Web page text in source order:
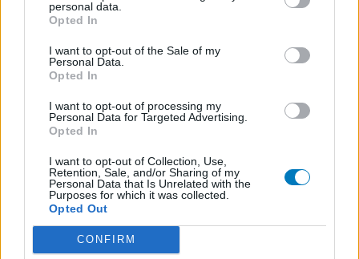
personal data.
Opted In
I want to opt-out of the Sale of my
Personal Data.
Opted In
I want to opt-out of processing my
Personal Data for Targeted Advertising.
Opted In
I want to opt-out of Collection, Use,
Retention, Sale, and/or Sharing of my
Personal Data that Is Unrelated with the
Purposes for which it was collected.
Opted Out
CONFIRM